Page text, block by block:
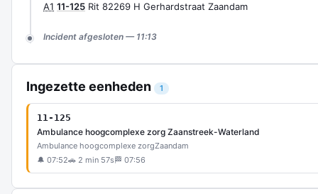
A1 11-125 Rit 82269 H Gerhardstraat Zaandam
Incident afgesloten — 11:13
Ingezette eenheden 1
11-125
Ambulance hoogcomplexe zorg Zaanstreek-Waterland
Ambulance hoogcomplexe zorgZaandam
🔔 07:52🚗 2 min 57s 🏁 07:56